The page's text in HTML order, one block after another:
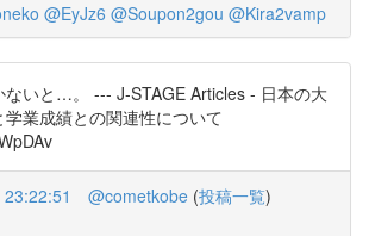
@EyJz6 @Soupon2gou @Kira2vamp
ないと…。 --- J-STAGE Articles - 日本の大
業成績との関連性について
@cometkobe (投稿一覧)